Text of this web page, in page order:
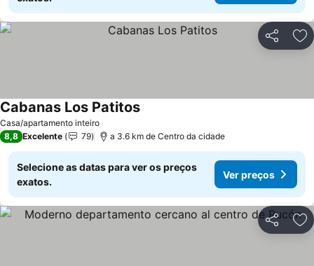
Partilhar
Casa/apartamento inteiro
Cabanas Los Patitos
8,8 Excelente 79 a 3.6 km de Centro da cidade
Selecione as datas para ver os preços
exatos.
Ver preços
Partilhar